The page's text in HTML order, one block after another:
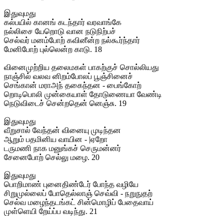
இதுவுமது
கல்பயில் கானங் கடந்தார் வரவாங்கே
நல்லிசை யேறொடு வான நடுநிற்பச்
செல்வர் மனம்போற் கவினீன்ற நல்கூர்ந்தார்
மேனிபோற் புல்லென்ற காடு. 18
வினைமுற்றிய தலைமகள் பாகற்குச் சொல்லியது
நாஞ்சில் வலவ னிறம்போலப் பூஞ்சினைச்
செங்கான் மராஅந் தகைந்தன - பைங்கோற்
றொடிபொலி முன்கையாள் தோடுணையா வேண்டி
நெடுவிடைச் சென்றதென் னெஞ்சு. 19
இதுவுமது
வீறுசால் வேந்தன் வினையு முடிந்தன
ஆறும் பதமினிய வாயின - |ஏறோ
டருமணி நாக மனுங்கச் செருமன்னர்
சேனைபோற் செல்லு மழை. 20
இதுவுமது
பொறிமாண் புனைதிண்டேர் போந்த வழியே
சிறுமுல்லைப் போதெல்லாஞ் செவ்வி - நறுநுதற்
செல்வ மழைந்தடங்கட் சின்மொழிப் பேதைவாய்
முள்ளெயி றேய்ப்ப வடிந்து. 21